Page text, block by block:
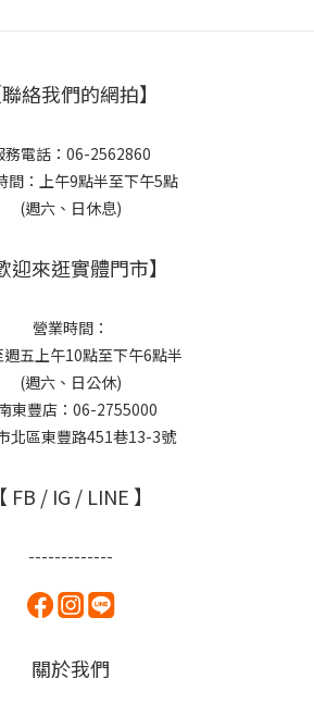
聯絡我們的網拍】
務電話：06-2562860
間：上午9點半至下午5點
(週六、日休息)
迎來逛實體門市】
營業時間：
五上午10點至下午6點半
(週六、日公休)
東豐店：06-2755000
北區東豐路451巷13-3號
【 FB / IG / LINE 】
-------------
關於我們